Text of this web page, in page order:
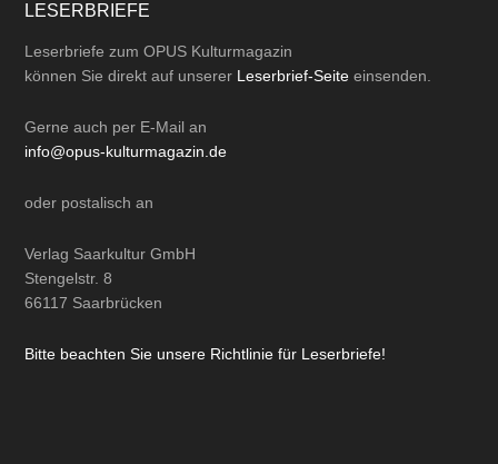
LESERBRIEFE
Leserbriefe zum OPUS Kulturmagazin
können Sie direkt auf unserer Leserbrief-Seite einsenden.
Gerne auch per E-Mail an
info@opus-kulturmagazin.de
oder postalisch an
Verlag Saarkultur GmbH
Stengelstr. 8
66117 Saarbrücken
Bitte beachten Sie unsere Richtlinie für Leserbriefe!